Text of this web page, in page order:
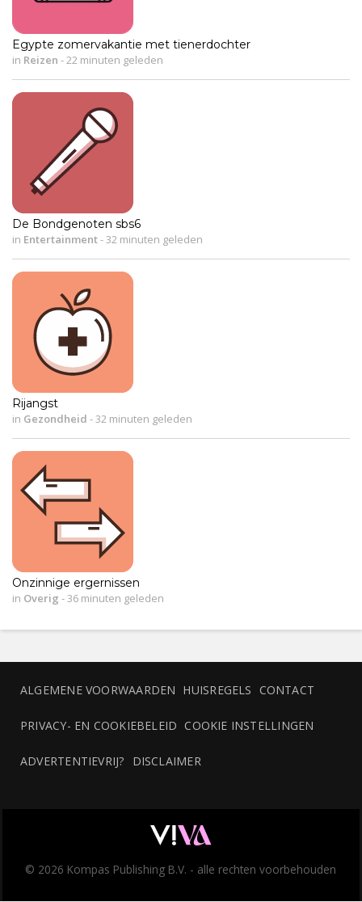
Egypte zomervakantie met tienerdochter
in Reizen -22 minuten geleden
De Bondgenoten sbs6
in Entertainment-32 minuten geleden
Rijangst
in Gezondheid -32 minuten geleden
Onzinnige ergernissen
in Overig -36 minuten geleden
ALGEMENE VOORWAARDEN HUISREGELS CONTACT
PRIVACY- EN COOKIEBELEID COOKIE INSTELLINGEN
ADVERTENTIEVRIJ? DISCLAIMER
© 2026 Kompas Publishing B.V. - alle rechten voorbehouden